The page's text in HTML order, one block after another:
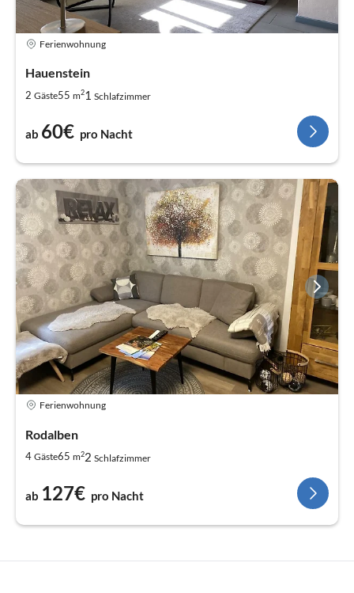
Ferienwohnung
Hauenstein
2 Gäste55 m21 Schlafzimmer
ab 60€ pro Nacht
Ferienwohnung
Rodalben
4 Gäste65 m22 Schlafzimmer
ab 127€ pro Nacht